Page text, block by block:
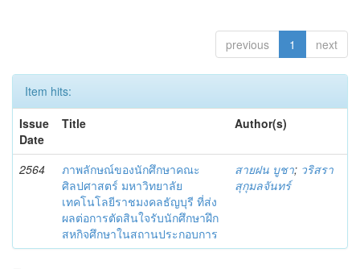
previous 1 next
Item hits:
Issue
Date
Title Author(s)
2564
ภาพลักษณ์ของนักศึกษาคณะ
ศิลปศาสตร์ มหาวิทยาลัย
เทคโนโลยีราชมงคลธัญบุรี ที่ส่ง
ผลต่อการตัดสินใจรับนักศึกษาฝึก
สหกิจศึกษาในสถานประกอบการ
สายฝน บูชา; วริสรา
สุกุมลจันทร์